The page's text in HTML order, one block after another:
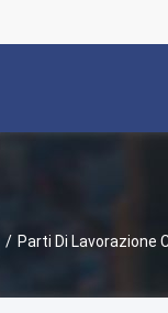
/ Parti Di Lavorazione